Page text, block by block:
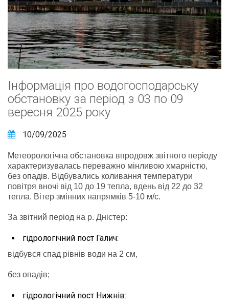
Інформація про водогосподарську
обстановку за період з 03 по 09
вересня 2025 року
10/09/2025
Метеорологічна обстановка впродовж звітного періоду
характеризувалась переважно мінливою хмарністю,
без опадів. Відбувались коливання температури
повітря вночі від 10 до 19 тепла, вдень від 22 до 32
тепла. Вітер змінних напрямків 5-10 м/с.
За звітний період на р. Дністер:
гідрологічний пост Галич:
відбувся спад рівнів води на 2 см,
без опадів;
гідрологічний пост Нижнів: